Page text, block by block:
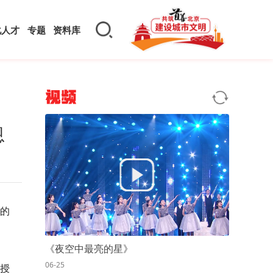
才 专题 资料库
视频
《夜空中最亮的星》
06-25